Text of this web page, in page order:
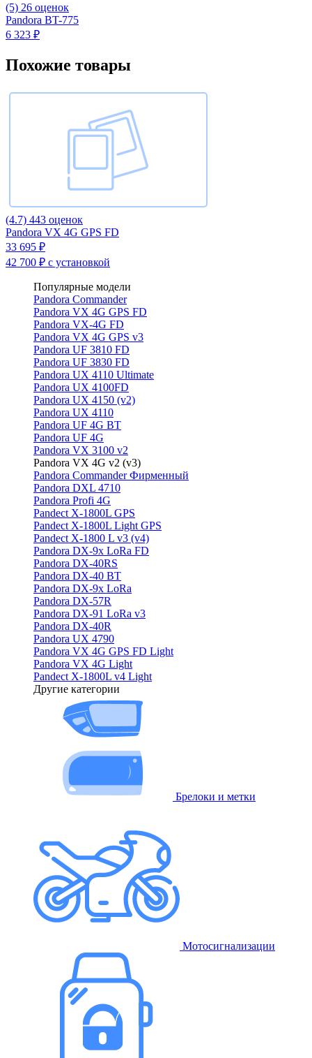
(5) 26 оценок
Pandora BT-775
6 323 ₽
Похожие товары
(4.7) 443 оценок
Pandora VX 4G GPS FD
33 695 ₽
42 700 ₽ с установкой
Популярные модели
Pandora Commander
Pandora VX 4G GPS FD
Pandora VX-4G FD
Pandora VX 4G GPS v3
Pandora UF 3810 FD
Pandora UF 3830 FD
Pandora UX 4110 Ultimate
Pandora UX 4100FD
Pandora UX 4150 (v2)
Pandora UX 4110
Pandora UF 4G BT
Pandora UF 4G
Pandora VX 3100 v2
Pandora VX 4G v2 (v3)
Pandora Commander Фирменный
Pandora DXL 4710
Pandora Profi 4G
Pandect X-1800L GPS
Pandect X-1800L Light GPS
Pandect X-1800 L v3 (v4)
Pandora DX-9x LoRa FD
Pandora DX-40RS
Pandora DX-40 BT
Pandora DX-9x LoRa
Pandora DX-57R
Pandora DX-91 LoRa v3
Pandora DX-40R
Pandora UX 4790
Pandora VX 4G GPS FD Light
Pandora VX 4G Light
Pandect X-1800L v4 Light
Другие категории
Брелоки и метки
Мотосигнализации